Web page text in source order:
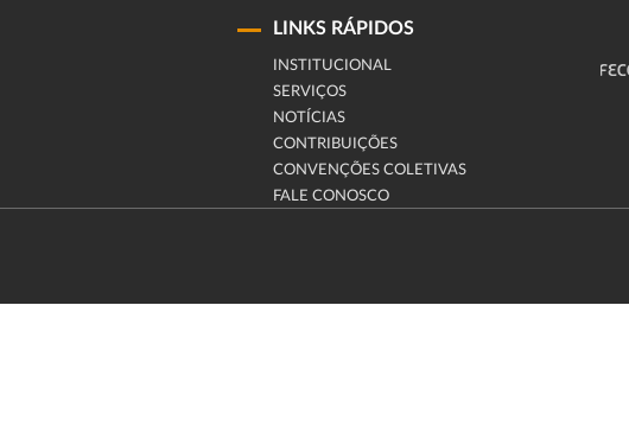
LINKS RÁPIDOS
INSTITUCIONAL
SERVIÇOS
NOTÍCIAS
CONTRIBUIÇÕES
CONVENÇÕES COLETIVAS
FALE CONOSCO